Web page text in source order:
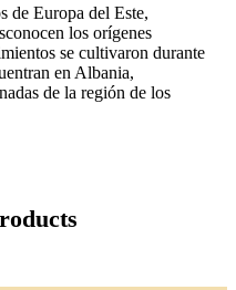
de Europa del Este,
los orígenes
se cultivaron durante
en Albania,
de la región de los